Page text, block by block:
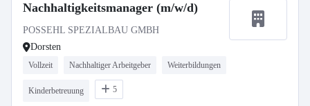
Nachhaltigkeitsmanager (m/w/d)
POSSEHL SPEZIALBAU GMBH
Dorsten
Vollzeit Nachhaltiger Arbeitgeber Weiterbildungen
Kinderbetreuung 5